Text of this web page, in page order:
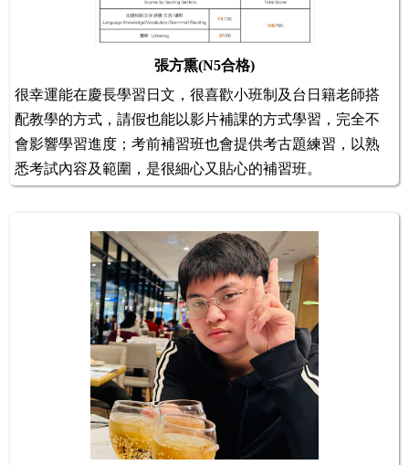
張方熏(N5合格)
很幸運能在慶長學習日文，很喜歡小班制及台日籍老師搭
配教學的方式，請假也能以影片補課的方式學習，完全不
會影響學習進度；考前補習班也會提供考古題練習，以熟
悉考試內容及範圍，是很細心又貼心的補習班。